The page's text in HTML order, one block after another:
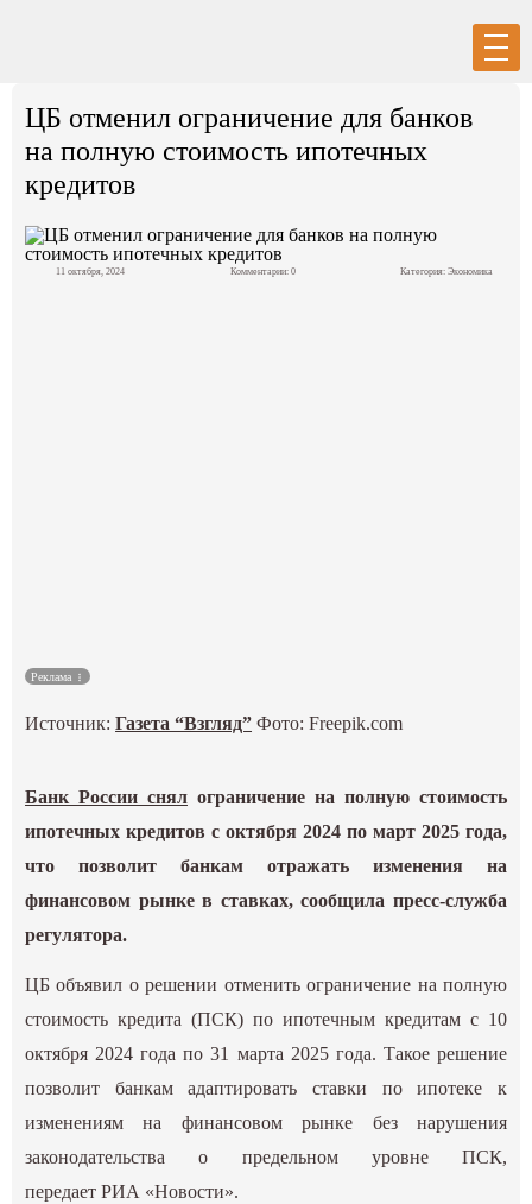
Регистрация
Политика
ЦБ отменил ограничение для банков
на полную стоимость ипотечных
кредитов
11 октября, 2024 Комментарии: 0 Категория: Экономика
Реклама
Источник:Газета “Взгляд” Фото: Freepik.com
Банк России снял ограничение на полную стоимость
ипотечных кредитов с октября 2024 по март 2025 года,
что позволит банкам отражать изменения на
финансовом рынке в ставках, сообщила пресс-служба
регулятора.
ЦБ объявил о решении отменить ограничение на полную
стоимость кредита (ПСК) по ипотечным кредитам с 10
октября 2024 года по 31 марта 2025 года. Такое решение
позволит банкам адаптировать ставки по ипотеке к
изменениям на финансовом рынке без нарушения
законодательства о предельном уровне ПСК,
передает РИА «Новости».